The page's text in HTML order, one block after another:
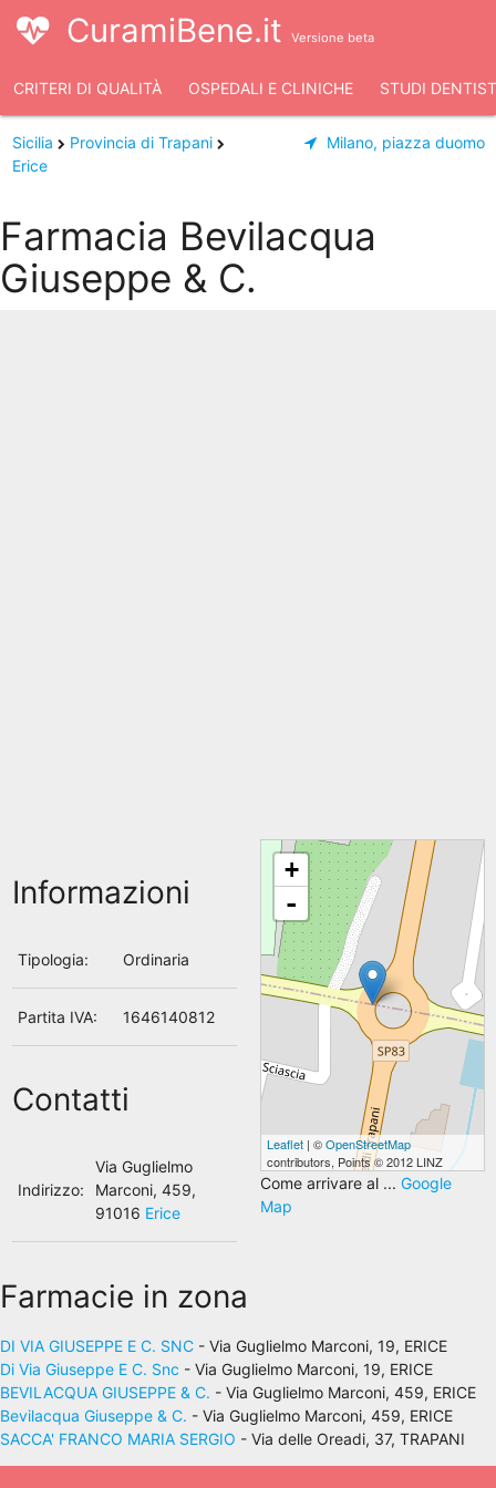
CuramiBene.it Versione beta
CRITERI DI QUALITÀ OSPEDALI E CLINICHE STUDI
Sicilia
Provincia di Trapani
Erice
Milano, piazza duomo
Farmacia Bevilacqua
Giuseppe & C.
Informazioni
Tipologia: Ordinaria
Partita IVA: 1646140812
Contatti
Indirizzo:
Via Guglielmo
Marconi, 459,
91016 Erice
+
-
Leaflet| ©OpenStreetMap
contributors, Points © 2012 LINZ
Come arrivare al ... Google
Map
Farmacie in zona
DI VIA GIUSEPPE E C. SNC - Via Guglielmo Marconi, 19, ERICE
Di Via Giuseppe E C. Snc - Via Guglielmo Marconi, 19, ERICE
BEVILACQUA GIUSEPPE & C. - Via Guglielmo Marconi, 459, ERICE
Bevilacqua Giuseppe & C. - Via Guglielmo Marconi, 459, ERICE
SACCA' FRANCO MARIA SERGIO - Via delle Oreadi, 37, TRAPANI